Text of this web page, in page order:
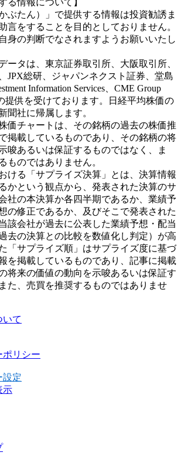
る情報について】
ぶたん）」で提供する情報は投資勧誘ま
言をすることを目的としておりません。
身の判断でなされますようお願いいたし
ータは、東京証券取引所、大阪取引所、
JPX総研、ジャパンネクスト証券、堂島
Information Services、CME Group
提供を受けております。日経平均株価の
聞社に帰属します。
価チャートは、その銘柄の過去の株価推
掲載しているものであり、その銘柄の将
唆あるいは保証するものではなく、ま
ものではありません。
ける「サプライズ決算」とは、決算情報
かという観点から、発表された決算のサ
社の本決算か各四半期であるか、業績予
の修正であるか、及びそこで発表された
該会社が過去に公表した業績予想・配当
去の決算との比較を数値化し判定）が高
「サプライズ順」はサプライズ度に基づ
を掲載しているものであり、記事に掲載
将来の価値の動向を示唆あるいは保証す
た、売買を推奨するものではありませ
いて
ポリシー
設定
示